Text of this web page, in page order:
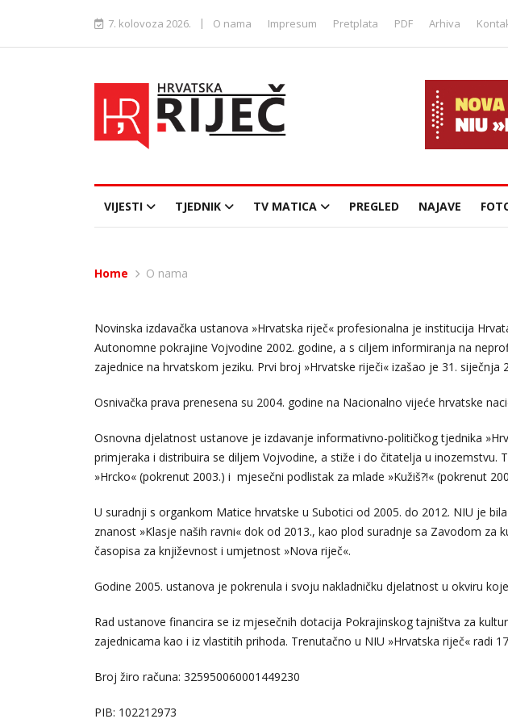
7. kolovoza 2026. | O nama Impresum Pretplata PDF Arhiva
VIJESTI TJEDNIK TV MATICA PREGLED NAJAVE
Home O nama
Novinska izdavačka ustanova »Hrvatska riječ« profesionalna je institucija
Autonomne pokrajine Vojvodine 2002. godine, a s ciljem informiranja na
zajednice na hrvatskom jeziku. Prvi broj »Hrvatske riječi« izašao je 31. siječnja
Osnivačka prava prenesena su 2004. godine na Nacionalno vijeće hrvatske
Osnovna djelatnost ustanove je izdavanje informativno-političkog tjednika
primjeraka i distribuira se diljem Vojvodine, a stiže i do čitatelja u inozemstvu.
»Hrcko« (pokrenut 2003.) i mjesečni podlistak za mlade »Kužiš?!« (pokrenut
U suradnji s organkom Matice hrvatske u Subotici od 2005. do 2012. NIU je
znanost »Klasje naših ravni« dok od 2013., kao plod suradnje sa Zavodom za
časopisa za književnost i umjetnost »Nova riječ«.
Godine 2005. ustanova je pokrenula i svoju nakladničku djelatnost u okviru
Rad ustanove financira se iz mjesečnih dotacija Pokrajinskog tajništva za
zajednicama kao i iz vlastitih prihoda. Trenutačno u NIU »Hrvatska riječ« radi
Broj žiro računa: 325950060001449230
PIB: 102212973